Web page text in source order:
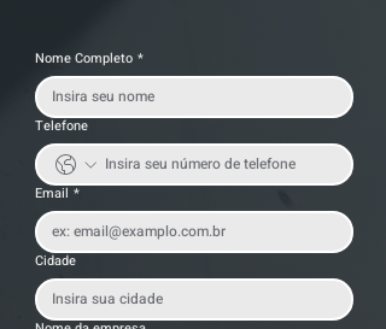
Nome Completo *
Telefone
Email *
Cidade